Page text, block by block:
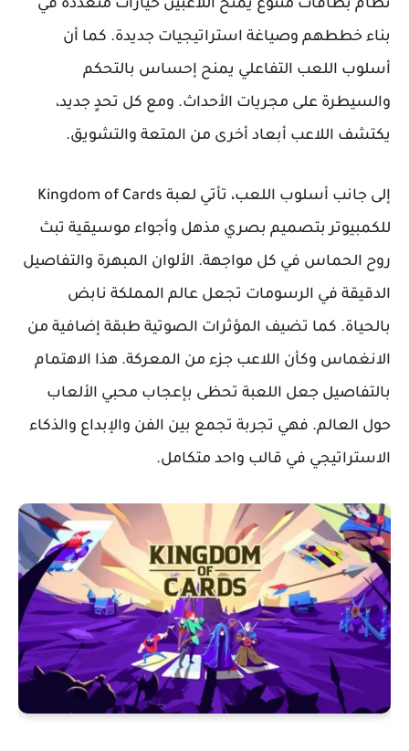
نظام بطاقات متنوع يمنح اللاعبين خيارات متعددة في
بناء خططهم وصياغة استراتيجيات جديدة. كما أن
أسلوب اللعب التفاعلي يمنح إحساس بالتحكم
والسيطرة على مجريات الأحداث. ومع كل تحدٍ جديد،
يكتشف اللاعب أبعاد أخرى من المتعة والتشويق.
إلى جانب أسلوب اللعب، تأتي لعبة Kingdom of Cards
للكمبيوتر بتصميم بصري مذهل وأجواء موسيقية تبث
روح الحماس في كل مواجهة. الألوان المبهرة والتفاصيل
الدقيقة في الرسومات تجعل عالم المملكة نابض
بالحياة. كما تضيف المؤثرات الصوتية طبقة إضافية من
الانغماس وكأن اللاعب جزء من المعركة. هذا الاهتمام
بالتفاصيل جعل اللعبة تحظى بإعجاب محبي الألعاب
حول العالم. فهي تجربة تجمع بين الفن والإبداع والذكاء
الاستراتيجي في قالب واحد متكامل.